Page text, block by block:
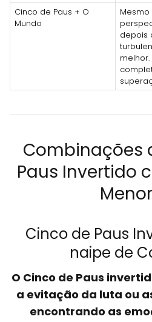
Cinco de Paus + O
Mundo
depois
Combinações
Paus Invertido
Cinco de Paus
naipe de
O Cinco de Paus
a evitação da luta ou
encontrando as